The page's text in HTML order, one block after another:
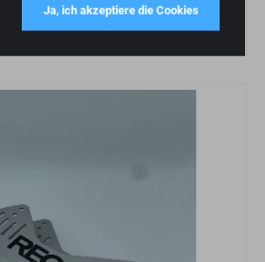
Ja, ich akzeptiere die Cookies